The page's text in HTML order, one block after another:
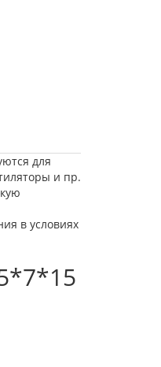
для
и пр.
в условиях